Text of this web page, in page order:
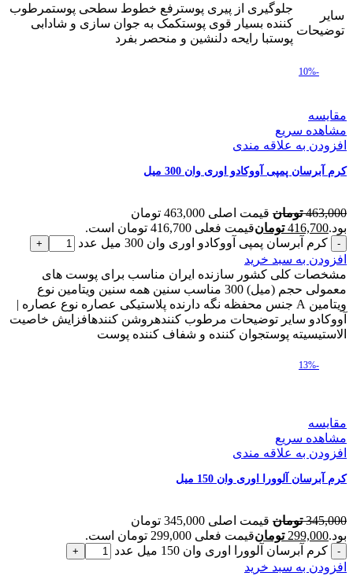
سایر
توضیحات
جلوگیری از پیری پوسترفع خطوط سطحی پوستمرطوب
کننده بسیار قوی پوستکمک به جوان سازی و شادابی
پوستبا رایحه دلنشین و منحصر بفرد
-10%
مقایسه
مشاهده سریع
افزودن به علاقه مندی
کرم آبرسان پمپی آووکادو اوری وان 300 میل
463,000 تومان
قیمت اصلی 463,000 تومان
بود.416,700 تومانقیمت فعلی 416,700 تومان است.
کرم آبرسان پمپی آووکادو اوری وان 300 میل عدد
افزودن به سبد خرید
مشخصات کلی کشور سازنده ایران مناسب برای پوست های
معمولی حجم (میل) 300 مناسب سنین همه سنین ویتامین نوع
ویتامین A جنس محفظه نگه دارنده پلاستیکی عصاره نوع عصاره |
آووکادو سایر توضیحات مرطوب کنندهروشن کنندهافزایش خاصیت
الاستیسیته پوستجوان کننده و شفاف کننده پوست
-13%
مقایسه
مشاهده سریع
افزودن به علاقه مندی
کرم آبرسان آلوورا اوری وان 150 میل
345,000 تومان
قیمت اصلی 345,000 تومان
بود.299,000 تومانقیمت فعلی 299,000 تومان است.
کرم آبرسان آلوورا اوری وان 150 میل عدد
افزودن به سبد خرید